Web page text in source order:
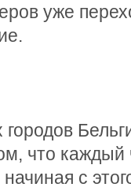
уже
что каждый
с